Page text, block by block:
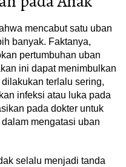
mencabut satu uban
banyak. Faktanya,
pertumbuhan uban
ini dapat menimbulkan
terlalu sering,
infeksi atau luka pada
pada dokter untuk
mengatasi uban
selalu menjadi tanda